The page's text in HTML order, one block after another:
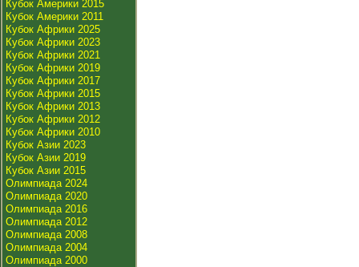
Кубок Америки 2015
Кубок Америки 2011
Кубок Африки 2025
Кубок Африки 2023
Кубок Африки 2021
Кубок Африки 2019
Кубок Африки 2017
Кубок Африки 2015
Кубок Африки 2013
Кубок Африки 2012
Кубок Африки 2010
Кубок Азии 2023
Кубок Азии 2019
Кубок Азии 2015
Олимпиада 2024
Олимпиада 2020
Олимпиада 2016
Олимпиада 2012
Олимпиада 2008
Олимпиада 2004
Олимпиада 2000